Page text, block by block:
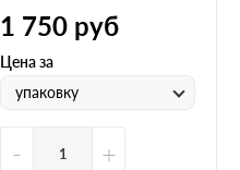
1 750 руб
Цена за
упаковку
- +